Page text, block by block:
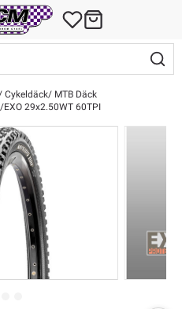
Cykeldäck
MTB Däck
29x2.50WT 60TPI